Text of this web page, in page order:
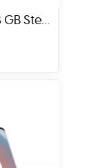
Steel